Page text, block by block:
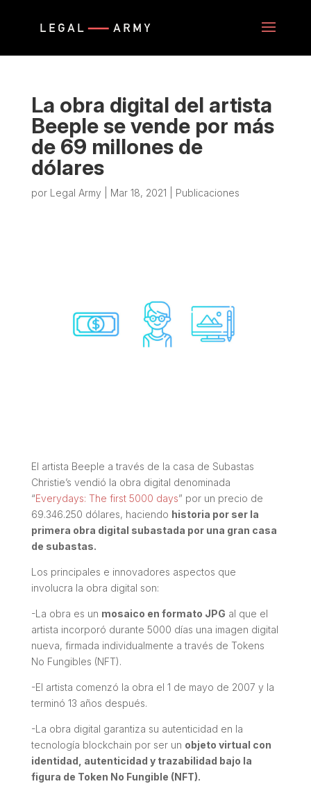
La obra digital del artista
Beeple se vende por más
de 69 millones de
dólares
por Legal Army Mar 18, 2021 Publicaciones
El artista Beeple a través de la casa de Subastas
Christie’s vendió la obra digital denominada
“Everydays: The first 5000 days” por un precio de
69.346.250 dólares, haciendo historia por ser la
primera obra digital subastada por una gran casa
de subastas.
Los principales e innovadores aspectos que
involucra la obra digital son:
-La obra es un mosaico en formato JPG al que el
artista incorporó durante 5000 días una imagen digital
nueva, firmada individualmente a través de Tokens
No Fungibles (NFT).
-El artista comenzó la obra el 1 de mayo de 2007 y la
terminó 13 años después.
-La obra digital garantiza su autenticidad en la
tecnología blockchain por ser un objeto virtual con
identidad, autenticidad y trazabilidad bajo la
figura de Token No Fungible (NFT).